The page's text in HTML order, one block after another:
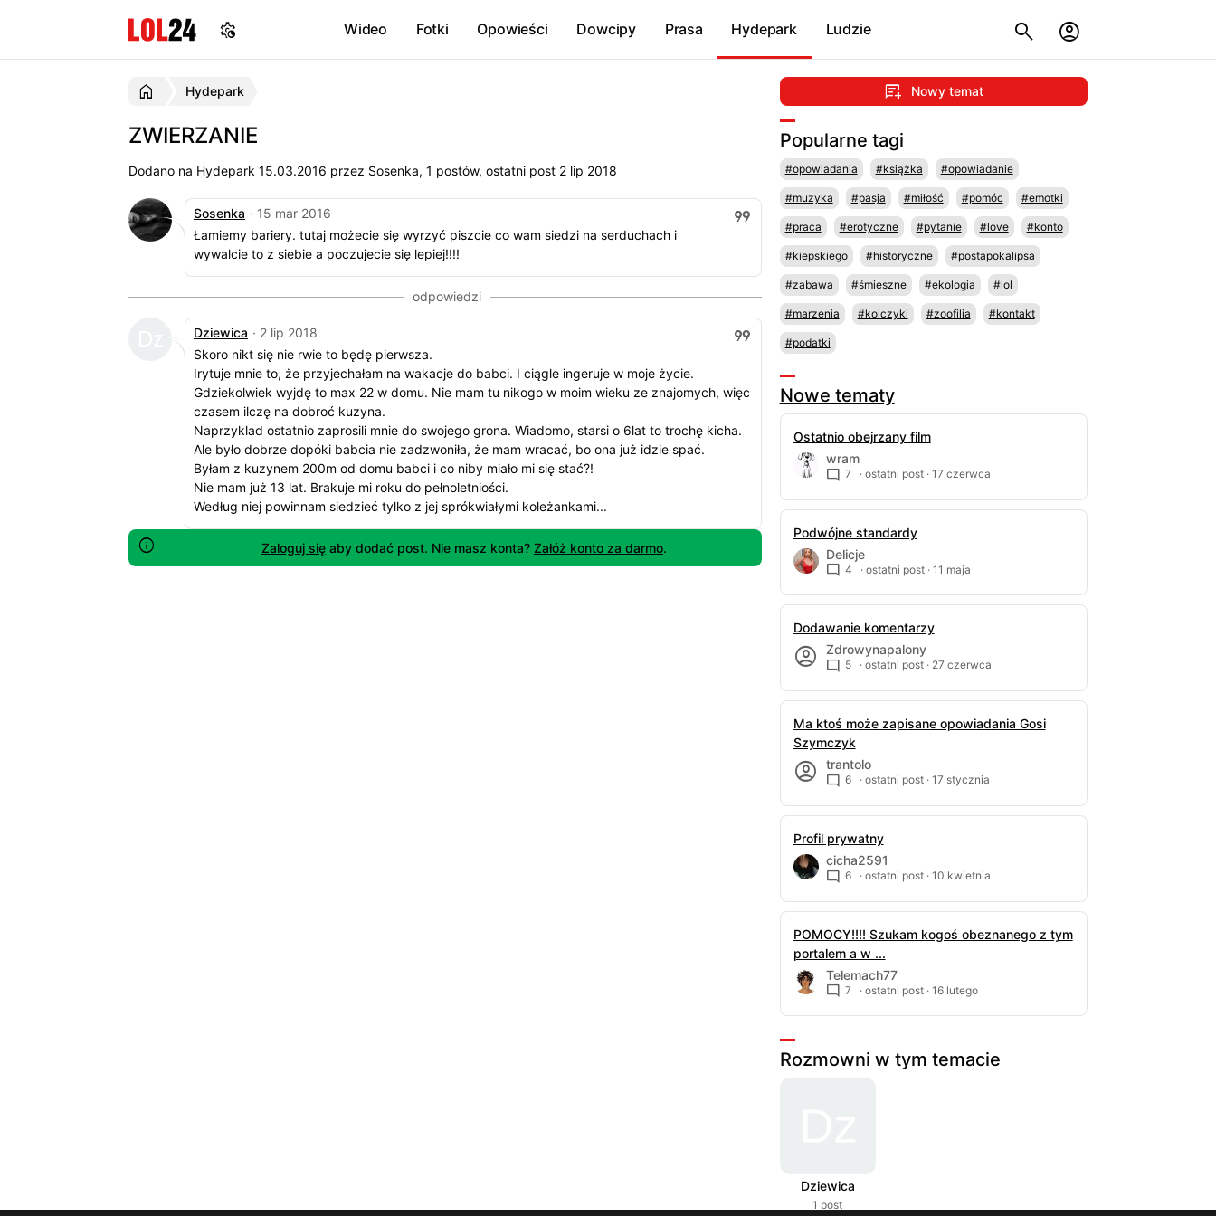
Wideo Fotki Opowieści Dowcipy Prasa Hydepark Ludzie
Hydepark
ZWIERZANIE
Dodano na Hydepark 15.03.2016 przez Sosenka, 1 postów, ostatni post 2 lip 2018
Sosenka · 15 mar 2016
Łamiemy bariery. tutaj możecie się wyrzyć piszcie co wam siedzi na serduchach i
wywalcie to z siebie a poczujecie się lepiej!!!!
Dziewica · 2 lip 2018
Skoro nikt się nie rwie to będę pierwsza.
Irytuje mnie to, że przyjechałam na wakacje do babci. I ciągle ingeruje w moje życie.
Gdziekolwiek wyjdę to max 22 w domu. Nie mam tu nikogo w moim wieku ze znajomych, więc
czasem ilczę na dobroć kuzyna.
Naprzyklad ostatnio zaprosili mnie do swojego grona. Wiadomo, starsi o 6lat to trochę kicha.
Ale było dobrze dopóki babcia nie zadzwoniła, że mam wracać, bo ona już idzie spać.
Byłam z kuzynem 200m od domu babci i co niby miało mi się stać?!
Nie mam już 13 lat. Brakuje mi roku do pełnoletniości.
Według niej powinnam siedzieć tylko z jej sprókwiałymi koleżankami...
Zaloguj sięaby dodać post. Nie masz konta? Załóż konto za darmo.
Nowy temat
Popularne tagi
#opowiadania #książka #opowiadanie
#muzyka #pasja #miłość #pomóc #emotki
#praca #erotyczne #pytanie #love #konto
#kiepskiego #historyczne #postapokalipsa
#zabawa #śmieszne #ekologia #lol
#marzenia #kolczyki #zoofilia #kontakt
#podatki
Nowe tematy
Ostatnio obejrzany film
wram
7 · ostatni post · 17 czerwca
Podwójne standardy
Delicje
4 · ostatni post · 11 maja
Dodawanie komentarzy
Zdrowynapalony
5 · ostatni post · 27 czerwca
Ma ktoś może zapisane opowiadania Gosi
Szymczyk
trantolo
6 · ostatni post · 17 stycznia
Profil prywatny
cicha2591
6 · ostatni post · 10 kwietnia
POMOCY!!!! Szukam kogoś obeznanego z tym
portalem a w ...
Telemach77
7 · ostatni post · 16 lutego
Rozmowni w tym temacie
Dziewica
1 post